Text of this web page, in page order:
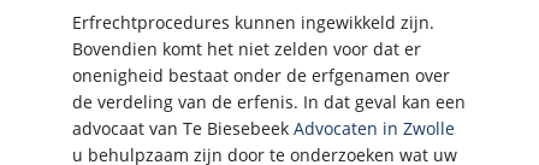
Erfrechtprocedures kunnen ingewikkeld zijn.
Bovendien komt het niet zelden voor dat er
onenigheid bestaat onder de erfgenamen over
de verdeling van de erfenis. In dat geval kan een
advocaat van Te Biesebeek Advocaten in Zwolle
u behulpzaam zijn door te onderzoeken wat uw